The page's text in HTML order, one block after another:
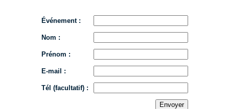
Événement :
Nom :
Prénom :
E-mail :
Tél (facultatif) :